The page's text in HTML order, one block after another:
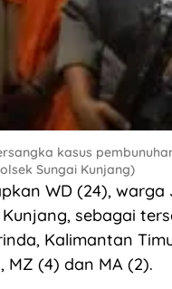
kasus
Sungai Kunjang)
WD (24),
sebagai
Kalimantan
(4) dan MA (2).